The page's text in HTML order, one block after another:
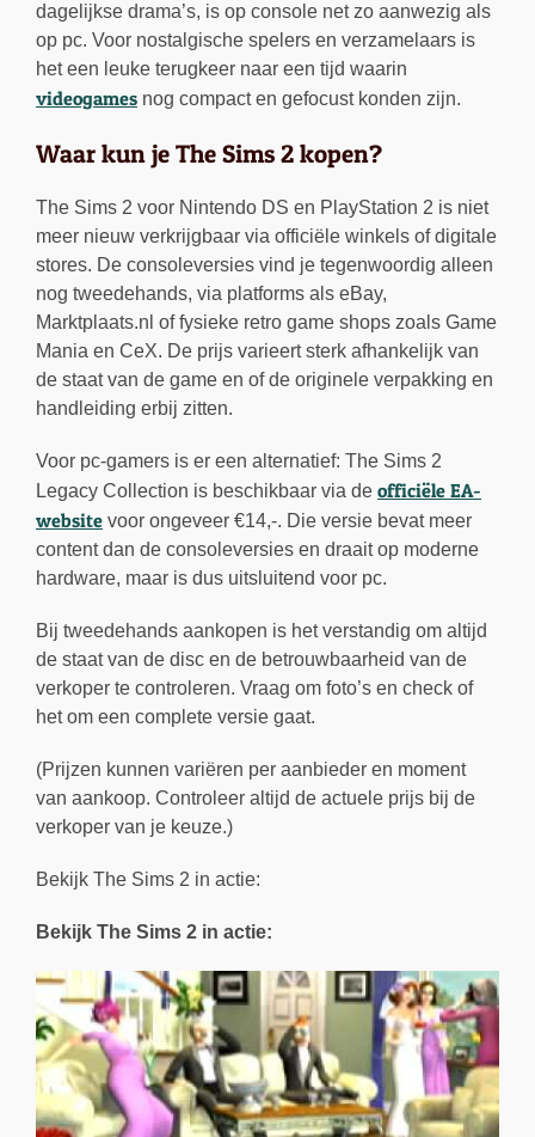
dagelijkse drama’s, is op console net zo aanwezig als
op pc. Voor nostalgische spelers en verzamelaars is
het een leuke terugkeer naar een tijd waarin
videogames nog compact en gefocust konden zijn.
Waar kun je The Sims 2 kopen?
The Sims 2 voor Nintendo DS en PlayStation 2 is niet
meer nieuw verkrijgbaar via officiële winkels of digitale
stores. De consoleversies vind je tegenwoordig alleen
nog tweedehands, via platforms als eBay,
Marktplaats.nl of fysieke retro game shops zoals Game
Mania en CeX. De prijs varieert sterk afhankelijk van
de staat van de game en of de originele verpakking en
handleiding erbij zitten.
Voor pc-gamers is er een alternatief: The Sims 2
Legacy Collection is beschikbaar via de officiële EA-
website voor ongeveer €14,-. Die versie bevat meer
content dan de consoleversies en draait op moderne
hardware, maar is dus uitsluitend voor pc.
Bij tweedehands aankopen is het verstandig om altijd
de staat van de disc en de betrouwbaarheid van de
verkoper te controleren. Vraag om foto’s en check of
het om een complete versie gaat.
(Prijzen kunnen variëren per aanbieder en moment
van aankoop. Controleer altijd de actuele prijs bij de
verkoper van je keuze.)
Bekijk The Sims 2 in actie:
Bekijk The Sims 2 in actie: